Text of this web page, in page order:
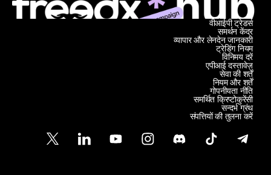
समर्थन केंद्र
व्यापार और लेनदेन जानकारी
वीआईपी ट्रेडर्स
ट्रेडिंग नियम
विनिमय दरें
एपीआई दस्तावेज़
सेवा की शर्तें
नियम और शर्तें
गोपनीयता नीति
समर्थित क्रिप्टोकुरेंसी
सन्दर्भ ग्रंथ
संपत्तियों की तुलना करें